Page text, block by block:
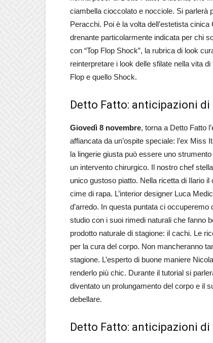
ciambella cioccolato e nocciole. Si parlerà
Peracchi. Poi è la volta dell’estetista
drenante particolarmente indicata per chi
con “Top Flop Shock”, la rubrica di look
reinterpretare i look delle sfilate nella vita
Flop e quello Shock.
Detto Fatto: anticipazioni di
Giovedì 8 novembre, torna a Detto Fatto
affiancata da un’ospite speciale: l’ex
la lingerie giusta può essere uno
un intervento chirurgico. Il nostro chef
unico gustoso piatto. Nella ricetta di Ilario
cime di rapa. L’interior designer Luca
d’arredo. In questa puntata ci
studio con i suoi rimedi naturali che fanno
prodotto naturale di stagione: il cachi. Le
per la cura del corpo. Non mancheranno
stagione. L’esperto di buone maniere
renderlo più chic. Durante il tutorial si
diventato un prolungamento del corpo e il
debellare.
Detto Fatto: anticipazioni di